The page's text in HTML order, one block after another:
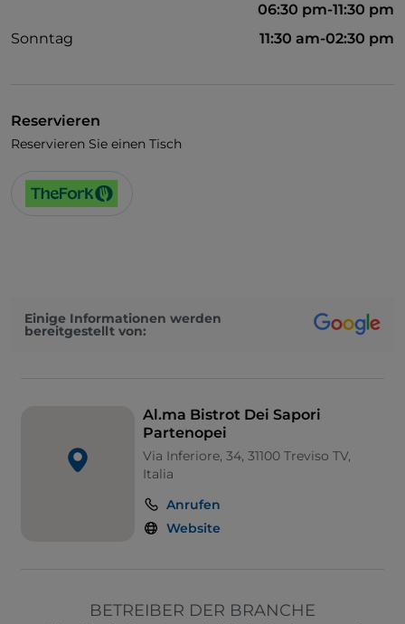
06:30 pm-11:30 pm
Sonntag
11:30 am-02:30 pm
Reservieren
Reservieren Sie einen Tisch
Einige Informationen werden
bereitgestellt von:
Al.ma Bistrot Dei Sapori
Partenopei
Via Inferiore, 34, 31100 Treviso TV,
Italia
Anrufen
Website
BETREIBER DER BRANCHE